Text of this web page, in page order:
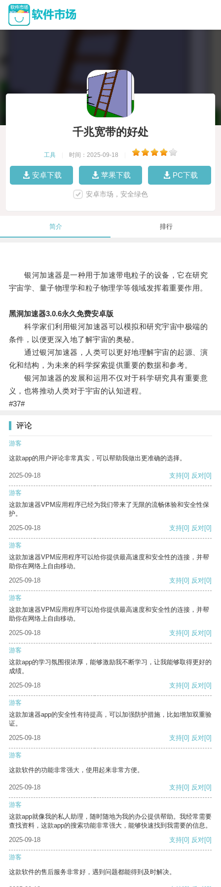
千兆宽带的好处
工具 时间：2025-09-18
安卓下载 苹果下载 PC下载
安卓市场，安全绿色
简介 排行
银河加速器是一种用于加速带电粒子的设备，它在研究
宇宙学、量子物理学和粒子物理学等领域发挥着重要作用。
黑洞加速器3.0.6永久免费安卓版
科学家们利用银河加速器可以模拟和研究宇宙中极端的
条件，以便更深入地了解宇宙的奥秘。
通过银河加速器，人类可以更好地理解宇宙的起源、演
化和结构，为未来的科学探索提供重要的数据和参考。
银河加速器的发展和运用不仅对于科学研究具有重要意
义，也将推动人类对于宇宙的认知进程。
#37#
评论
游客
这款app的用户评论非常真实，可以帮助我做出更准确的选择。
2025-09-18 支持[0] 反对[0]
游客
这款加速器VPM应用程序已经为我们带来了无限的流畅体验和安全性保
护。
2025-09-18
支持[0] 反对[0]
游客
这款加速器VPM应用程序可以给你提供最高速度和安全性的连接，并帮
助你在网络上自由移动。
2025-09-18
支持[0] 反对[0]
游客
这款加速器VPM应用程序可以给你提供最高速度和安全性的连接，并帮
助你在网络上自由移动。
2025-09-18
支持[0] 反对[0]
游客
这款app的学习氛围很浓厚，能够激励我不断学习，让我能够取得更好的
成绩。
2025-09-18
支持[0] 反对[0]
游客
这款加速器app的安全性有待提高，可以加强防护措施，比如增加双重验
证。
2025-09-18
支持[0] 反对[0]
游客
这款软件的功能非常强大，使用起来非常方便。
2025-09-18 支持[0] 反对[0]
游客
这款app就像我的私人助理，随时随地为我的办公提供帮助。我经常需要
查找资料，这款app的搜索功能非常强大，能够快速找到我需要的信息。
2025-09-18
支持[0] 反对[0]
游客
这款软件的售后服务非常好，遇到问题都能得到及时解决。